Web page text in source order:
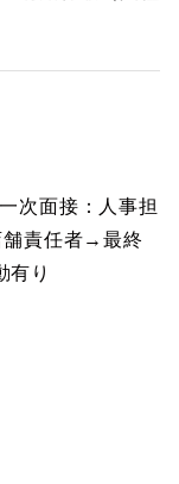
次面接：人事担
責任者→最終
り